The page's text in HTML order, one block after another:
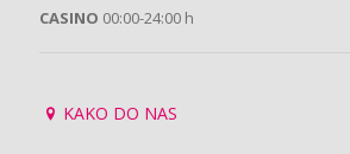
CASINO 00:00-24:00 h
KAKO DO NAS